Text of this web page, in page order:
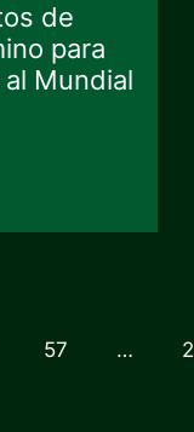
de
para
Mundial
57 …